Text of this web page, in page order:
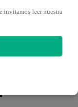
de
invitamos leer nuestra